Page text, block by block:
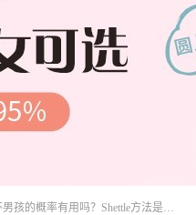
的概率有用吗？Shettle方法是什么？